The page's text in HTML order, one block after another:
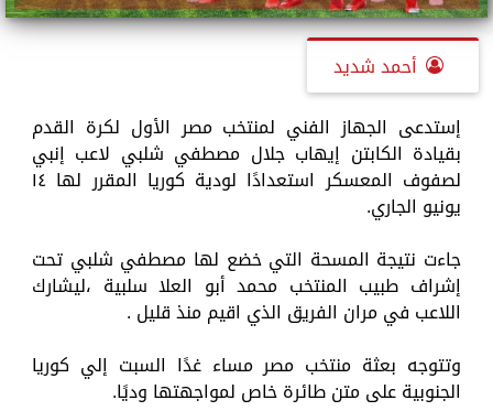
أحمد شديد
إستدعى الجهاز الفني لمنتخب مصر الأول لكرة القدم
بقيادة الكابتن إيهاب جلال مصطفي شلبي لاعب إنبي
لصفوف المعسكر استعدادًا لودية كوريا المقرر لها ١٤
يونيو الجاري.
جاءت نتيجة المسحة التي خضع لها مصطفي شلبي تحت
إشراف طبيب المنتخب محمد أبو العلا سلبية ،ليشارك
اللاعب في مران الفريق الذي اقيم منذ قليل .
وتتوجه بعثة منتخب مصر مساء غدًا السبت إلي كوريا
الجنوبية على متن طائرة خاص لمواجهتها وديًا.